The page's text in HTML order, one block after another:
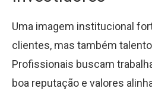
Uma imagem institucional
clientes, mas também
Profissionais buscam
boa reputação e valores